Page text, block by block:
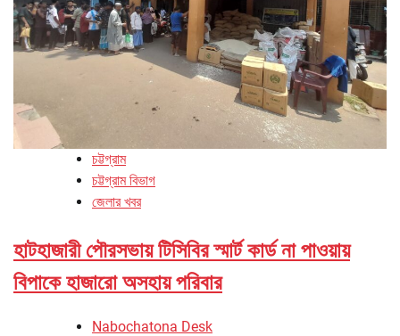
চট্টগ্রাম
চট্টগ্রাম বিভাগ
জেলার খবর
হাটহাজারী পৌরসভায় টিসিবির স্মার্ট কার্ড না পাওয়ায়
বিপাকে হাজারো অসহায় পরিবার
Nabochatona Desk